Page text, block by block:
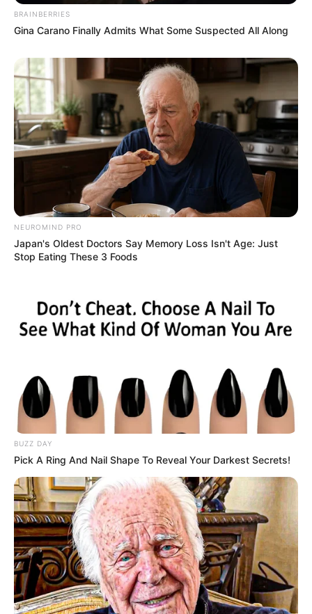
4. Paling simpel menggunakan bak plastik model
panjang agar muat banyak bacaan dengan berbagai
bentuk
(foto: organisedpreetyhome)
5. Jika ingin bernuansavintage, model keranjang
adalah pilihan paling tepat. Apalagi diletakkan di
atas meja kayu
BRAINBERRIES
Gina Carano Finally Admits What Some Suspected All Along
NEUROMIND PRO
Japan's Oldest Doctors Say Memory Loss Isn't Age: Just
Stop Eating These 3 Foods
BUZZ DAY
Pick A Ring And Nail Shape To Reveal Your Darkest Secrets!